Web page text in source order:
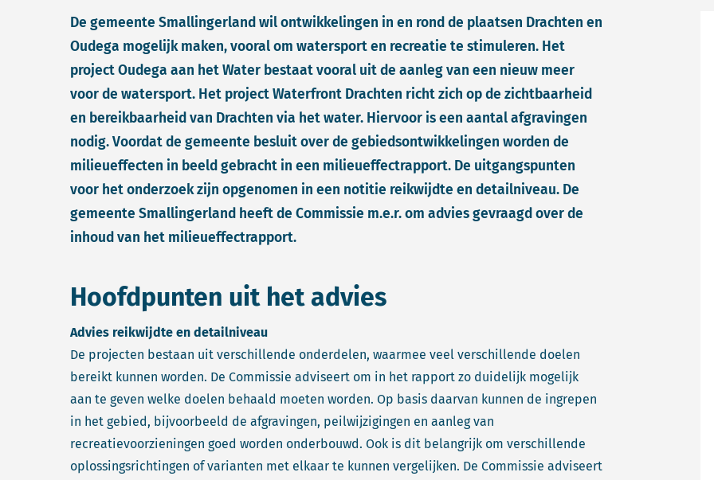
De gemeente Smallingerland wil ontwikkelingen in en rond de plaatsen Drachten en
Oudega mogelijk maken, vooral om watersport en recreatie te stimuleren. Het
project Oudega aan het Water bestaat vooral uit de aanleg van een nieuw meer
voor de watersport. Het project Waterfront Drachten richt zich op de zichtbaarheid
en bereikbaarheid van Drachten via het water. Hiervoor is een aantal afgravingen
nodig. Voordat de gemeente besluit over de gebiedsontwikkelingen worden de
milieueffecten in beeld gebracht in een milieueffectrapport. De uitgangspunten
voor het onderzoek zijn opgenomen in een notitie reikwijdte en detailniveau. De
gemeente Smallingerland heeft de Commissie m.e.r. om advies gevraagd over de
inhoud van het milieueffectrapport.
Hoofdpunten uit het advies
Advies reikwijdte en detailniveau
De projecten bestaan uit verschillende onderdelen, waarmee veel verschillende doelen
bereikt kunnen worden. De Commissie adviseert om in het rapport zo duidelijk mogelijk
aan te geven welke doelen behaald moeten worden. Op basis daarvan kunnen de ingrepen
in het gebied, bijvoorbeeld de afgravingen, peilwijzigingen en aanleg van
recreatievoorzieningen goed worden onderbouwd. Ook is dit belangrijk om verschillende
oplossingsrichtingen of varianten met elkaar te kunnen vergelijken. De Commissie adviseert